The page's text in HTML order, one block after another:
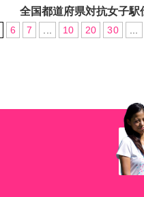
全国都道府県対抗女子駅
6 7 ... 10 20 30 ...